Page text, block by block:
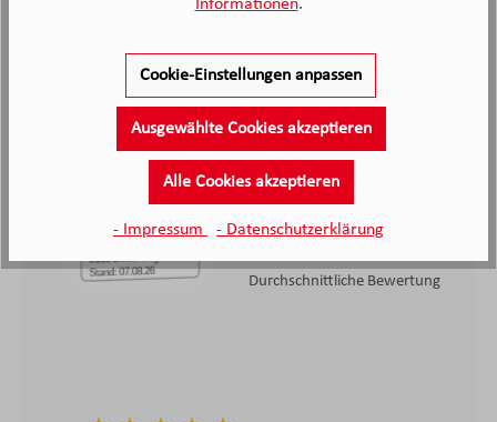
2138 Bewertungen
Stand: 07.08.26
4.4/5.0
2.138
Kunden haben unseren Service
4.4
Durchschnittliche Bewertung
Informationen.
Cookie-Einstellungen anpassen
Ausgewählte Cookies akzeptieren
Alle Cookies akzeptieren
- Impressum - Datenschutzerklärung